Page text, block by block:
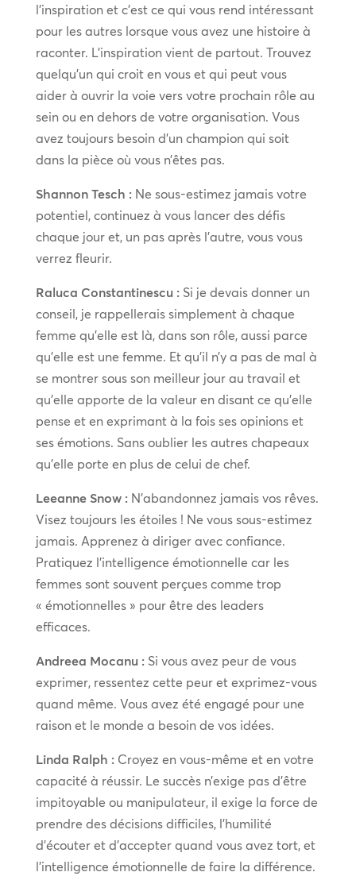
l’inspiration et c’est ce qui vous rend intéressant
pour les autres lorsque vous avez une histoire à
raconter. L’inspiration vient de partout. Trouvez
quelqu’un qui croit en vous et qui peut vous
aider à ouvrir la voie vers votre prochain rôle au
sein ou en dehors de votre organisation. Vous
avez toujours besoin d’un champion qui soit
dans la pièce où vous n’êtes pas.
Shannon Tesch :Ne sous-estimez jamais votre
potentiel, continuez à vous lancer des défis
chaque jour et, un pas après l’autre, vous vous
verrez fleurir.
Raluca Constantinescu :Si je devais donner un
conseil, je rappellerais simplement à chaque
femme qu’elle est là, dans son rôle, aussi parce
qu’elle est une femme. Et qu’il n’y a pas de mal à
se montrer sous son meilleur jour au travail et
qu’elle apporte de la valeur en disant ce qu’elle
pense et en exprimant à la fois ses opinions et
ses émotions. Sans oublier les autres chapeaux
qu’elle porte en plus de celui de chef.
Leeanne Snow :N’abandonnez jamais vos rêves.
Visez toujours les étoiles ! Ne vous sous-estimez
jamais. Apprenez à diriger avec confiance.
Pratiquez l’intelligence émotionnelle car les
femmes sont souvent perçues comme trop
« émotionnelles » pour être des leaders
efficaces.
Andreea Mocanu :Si vous avez peur de vous
exprimer, ressentez cette peur et exprimez-vous
quand même. Vous avez été engagé pour une
raison et le monde a besoin de vos idées.
Linda Ralph :Croyez en vous-même et en votre
capacité à réussir. Le succès n’exige pas d’être
impitoyable ou manipulateur, il exige la force de
prendre des décisions difficiles, l’humilité
d’écouter et d’accepter quand vous avez tort, et
l’intelligence émotionnelle de faire la différence.